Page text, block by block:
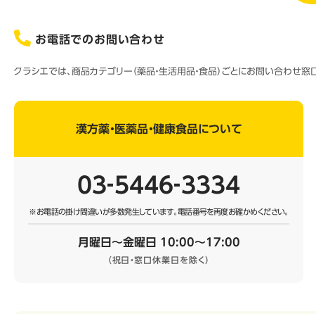
お電話でのお問い合わせ
クラシエでは、商品カテゴリー（薬品・生活用品・食品）ごとにお問い合わ
漢方薬・医薬品・健康食品について
03‐5446‐3334
※お電話の掛け間違いが多数発生しています。電話番号を再度お確かめください。
月曜日～金曜日 10:00～17:00
（祝日・窓口休業日を除く）